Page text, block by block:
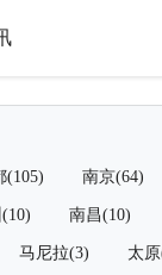
(105) 南京(64)
南昌(10)
马尼拉(3) 太